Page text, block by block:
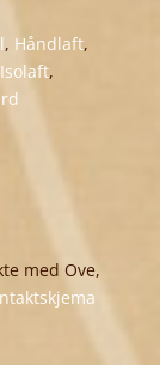
, Håndlaft,
Isolaft,
med Ove,